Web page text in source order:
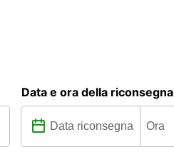
Data e ora della riconsegna